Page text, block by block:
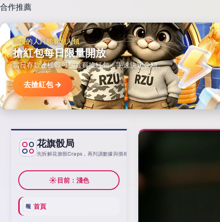
合作推薦
手慢的人只能看別人領
搶紅包每日限量開放
當日存款達標即可到首頁搶紅包，手速決定金額。
去搶紅包 →
花旗骰局
先拆解花旗骰Craps，再判讀數據與價格
☀目前：淺色
報 首頁